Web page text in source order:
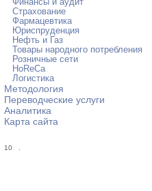
Финансы и аудит
Страхование
Фармацевтика
Юриспруденция
Нефть и Газ
Товары народного потребления
Розничные сети
HoReCa
Логистика
Методология
Переводческие услуги
Аналитика
Карта сайта
10